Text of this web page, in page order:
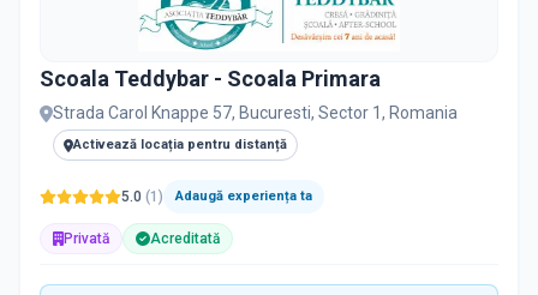
Scoala Teddybar - Scoala Primara
Strada Carol Knappe 57, Bucuresti, Sector 1, Romania
Activează locația pentru distanță
5.0 (1 ) Adaugă experiența ta
Privată Acreditată